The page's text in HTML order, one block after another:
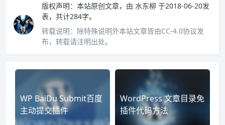
版权声明： 本站原创文章，由 水东柳 于2018-06-20发
表，共计284字。
转载说明： 除特殊说明外本站文章皆由CC-4.0协议发
布，转载请注明出处。
WP BaiDu Submit百度
主动提交插件
WordPress 文章目录免
插件代码方法